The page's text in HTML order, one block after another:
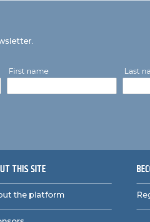
First name
Last
THIS SITE
the platform